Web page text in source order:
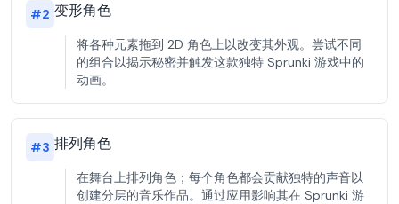
#2 变形角色
将各种元素拖到 2D 角色上以改变其外观。尝试不同
的组合以揭示秘密并触发这款独特 Sprunki 游戏中的
动画。
#3 排列角色
在舞台上排列角色；每个角色都会贡献独特的声音以
创建分层的音乐作品。通过应用影响其在 Sprunki 游